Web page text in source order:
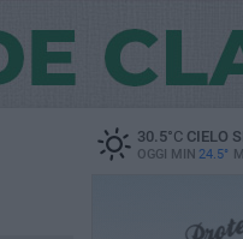
30.5°CCIELO
OGGI MIN 24.5°